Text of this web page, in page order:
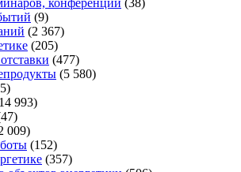
конференций (38)
(9)
(2 367)
(205)
(477)
(5 580)
993)
009)
(152)
(357)